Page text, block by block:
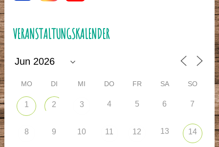
VERANSTALTUNGSKALENDER
MO DI MI DO FR SA SO
1 2 3 4 5 6 7
8 9 10 11 12 13 14